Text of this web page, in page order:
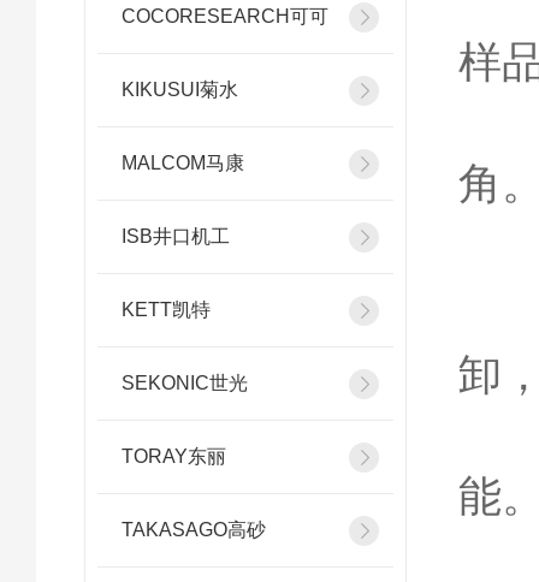
COCORESEARCH可可
KIKUSUI菊水
MALCOM马康
ISB井口机工
KETT凯特
SEKONIC世光
TORAY东丽
TAKASAGO高砂
样
角
卸
能